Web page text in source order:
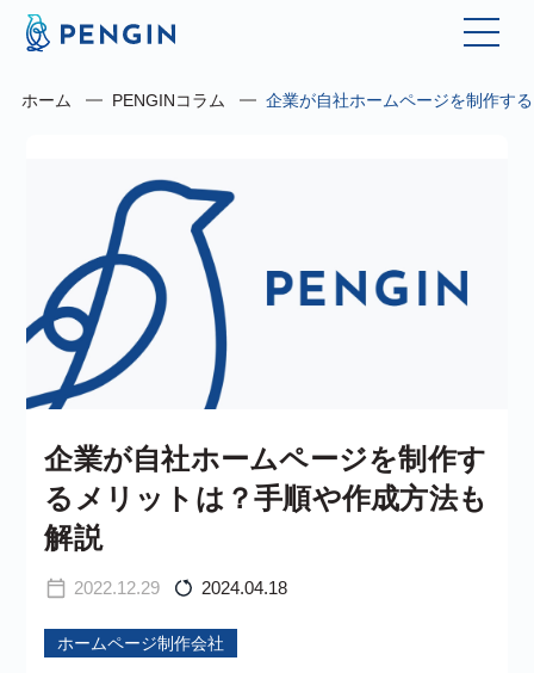
ホーム PENGINコラム 企業が自社ホームページを制作す
2022.12.29 2024.04.18
ホームページ制作会社
企業が自社ホームページを制作す
るメリットは？手順や作成方法も
解説